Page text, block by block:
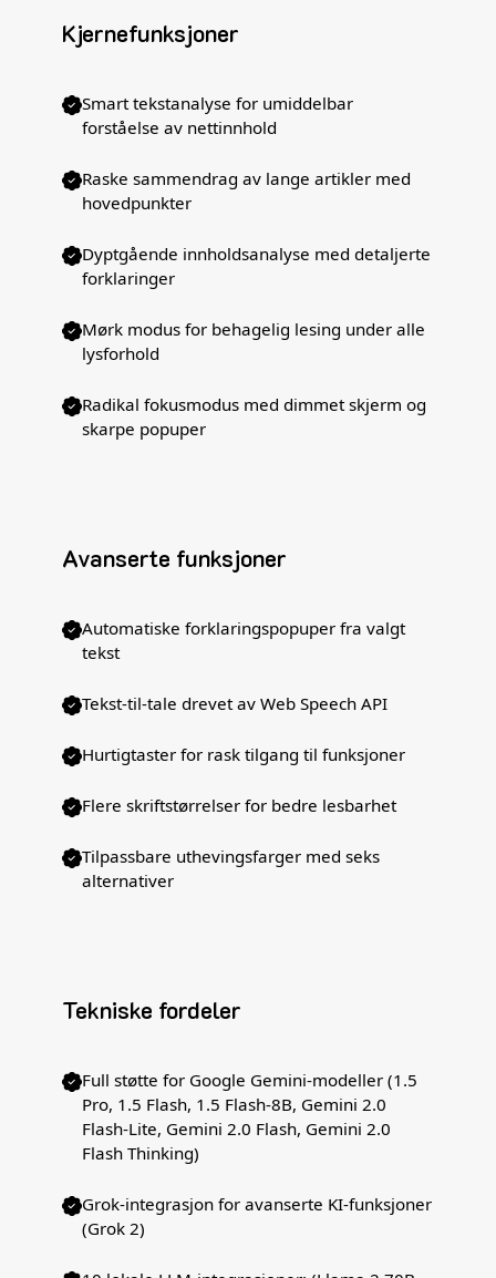
Kjernefunksjoner
Smart tekstanalyse for umiddelbar
forståelse av nettinnhold
Raske sammendrag av lange artikler med
hovedpunkter
Dyptgående innholdsanalyse med detaljerte
forklaringer
Mørk modus for behagelig lesing under alle
lysforhold
Radikal fokusmodus med dimmet skjerm og
skarpe popuper
Avanserte funksjoner
Automatiske forklaringspopuper fra valgt
tekst
Tekst-til-tale drevet av Web Speech API
Hurtigtaster for rask tilgang til funksjoner
Flere skriftstørrelser for bedre lesbarhet
Tilpassbare uthevingsfarger med seks
alternativer
Tekniske fordeler
Full støtte for Google Gemini-modeller (1.5
Pro, 1.5 Flash, 1.5 Flash-8B, Gemini 2.0
Flash-Lite, Gemini 2.0 Flash, Gemini 2.0
Flash Thinking)
Grok-integrasjon for avanserte KI-funksjoner
(Grok 2)